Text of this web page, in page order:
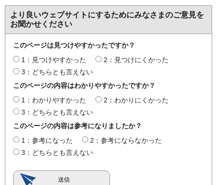
より良いウェブサイトにするためにみなさまのご意見を
お聞かせください
このページは見つけやすかったですか？
1：見つけやすかった
2：見つけにくかった
3：どちらとも言えない
このページの内容はわかりやすかったですか？
1：わかりやすかった
2：わかりにくかった
3：どちらとも言えない
このページの内容は参考になりましたか？
1：参考になった
2：参考にならなかった
3：どちらとも言えない